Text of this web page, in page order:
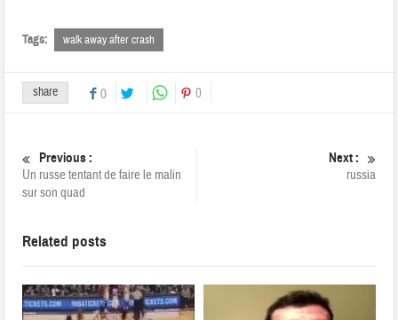
Tags: walk away after crash
share 0 0
Previous :
Un russe tentant de faire le malin
sur son quad
Next :
russia
Related posts